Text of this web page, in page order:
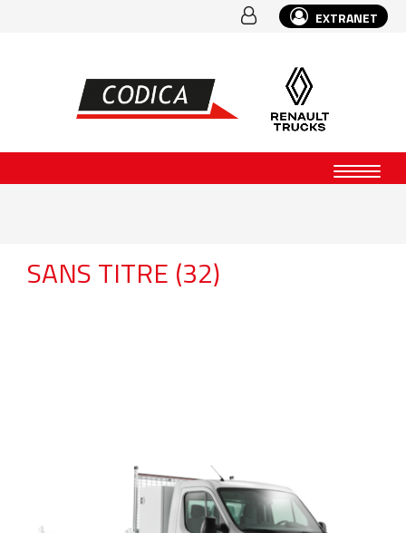
EXTRANET
SANS TITRE (32)